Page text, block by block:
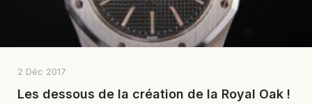
2 Déc 2017
Les dessous de la création de la Royal Oak !